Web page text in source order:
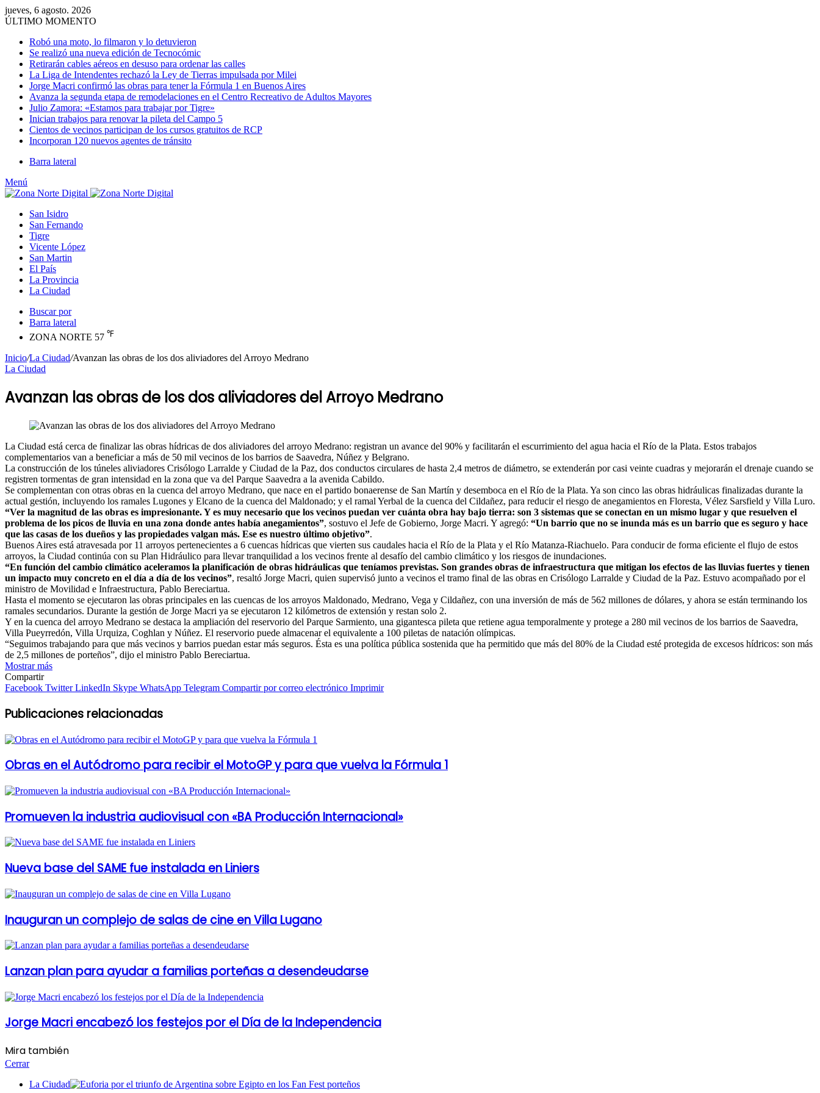
jueves, 6 agosto. 2026
ÚLTIMO MOMENTO
Robó una moto, lo filmaron y lo detuvieron
Se realizó una nueva edición de Tecnocómic
Retirarán cables aéreos en desuso para ordenar las calles
La Liga de Intendentes rechazó la Ley de Tierras impulsada por Milei
Jorge Macri confirmó las obras para tener la Fórmula 1 en Buenos Aires
Avanza la segunda etapa de remodelaciones en el Centro Recreativo de Adultos Mayores
Julio Zamora: «Estamos para trabajar por Tigre»
Inician trabajos para renovar la pileta del Campo 5
Cientos de vecinos participan de los cursos gratuitos de RCP
Incorporan 120 nuevos agentes de tránsito
Barra lateral
Menú
San Isidro
San Fernando
Tigre
Vicente López
San Martin
El País
La Provincia
La Ciudad
Buscar por
Barra lateral
ZONA NORTE 57 ℉
Inicio/La Ciudad/Avanzan las obras de los dos aliviadores del Arroyo Medrano
La Ciudad
Avanzan las obras de los dos aliviadores del Arroyo Medrano
La Ciudad está cerca de finalizar las obras hídricas de dos aliviadores del arroyo Medrano: registran un avance del 90% y facilitarán el escurrimiento del agua hacia el Río de la Plata. Estos trabajos
complementarios van a beneficiar a más de 50 mil vecinos de los barrios de Saavedra, Núñez y Belgrano.
La construcción de los túneles aliviadores Crisólogo Larralde y Ciudad de la Paz, dos conductos circulares de hasta 2,4 metros de diámetro, se extenderán por casi veinte cuadras y mejorarán el drenaje cuando se
registren tormentas de gran intensidad en la zona que va del Parque Saavedra a la avenida Cabildo.
Se complementan con otras obras en la cuenca del arroyo Medrano, que nace en el partido bonaerense de San Martín y desemboca en el Río de la Plata. Ya son cinco las obras hidráulicas finalizadas durante la
actual gestión, incluyendo los ramales Lugones y Elcano de la cuenca del Maldonado; y el ramal Yerbal de la cuenca del Cildañez, para reducir el riesgo de anegamientos en Floresta, Vélez Sarsfield y Villa Luro.
“Ver la magnitud de las obras es impresionante. Y es muy necesario que los vecinos puedan ver cuánta obra hay bajo tierra: son 3 sistemas que se conectan en un mismo lugar y que resuelven el
problema de los picos de lluvia en una zona donde antes había anegamientos”, sostuvo el Jefe de Gobierno, Jorge Macri. Y agregó: “Un barrio que no se inunda más es un barrio que es seguro y hace
que las casas de los dueños y las propiedades valgan más. Ese es nuestro último objetivo”.
Buenos Aires está atravesada por 11 arroyos pertenecientes a 6 cuencas hídricas que vierten sus caudales hacia el Río de la Plata y el Río Matanza-Riachuelo. Para conducir de forma eficiente el flujo de estos
arroyos, la Ciudad continúa con su Plan Hidráulico para llevar tranquilidad a los vecinos frente al desafío del cambio climático y los riesgos de inundaciones.
“En función del cambio climático aceleramos la planificación de obras hidráulicas que teníamos previstas. Son grandes obras de infraestructura que mitigan los efectos de las lluvias fuertes y tienen
un impacto muy concreto en el día a día de los vecinos”, resaltó Jorge Macri, quien supervisó junto a vecinos el tramo final de las obras en Crisólogo Larralde y Ciudad de la Paz. Estuvo acompañado por el
ministro de Movilidad e Infraestructura, Pablo Bereciartua.
Hasta el momento se ejecutaron las obras principales en las cuencas de los arroyos Maldonado, Medrano, Vega y Cildañez, con una inversión de más de 562 millones de dólares, y ahora se están terminando los
ramales secundarios. Durante la gestión de Jorge Macri ya se ejecutaron 12 kilómetros de extensión y restan solo 2.
Y en la cuenca del arroyo Medrano se destaca la ampliación del reservorio del Parque Sarmiento, una gigantesca pileta que retiene agua temporalmente y protege a 280 mil vecinos de los barrios de Saavedra,
Villa Pueyrredón, Villa Urquiza, Coghlan y Núñez. El reservorio puede almacenar el equivalente a 100 piletas de natación olímpicas.
“Seguimos trabajando para que más vecinos y barrios puedan estar más seguros. Ésta es una política pública sostenida que ha permitido que más del 80% de la Ciudad esté protegida de excesos hídricos: son más
de 2,5 millones de porteños”, dijo el ministro Pablo Bereciartua.
Mostrar más
Compartir
Facebook Twitter LinkedIn Skype WhatsApp Telegram Compartir por correo electrónico Imprimir
Publicaciones relacionadas
Obras en el Autódromo para recibir el MotoGP y para que vuelva la Fórmula 1
Promueven la industria audiovisual con «BA Producción Internacional»
Nueva base del SAME fue instalada en Liniers
Inauguran un complejo de salas de cine en Villa Lugano
Lanzan plan para ayudar a familias porteñas a desendeudarse
Jorge Macri encabezó los festejos por el Día de la Independencia
Mira también
Cerrar
La Ciudad